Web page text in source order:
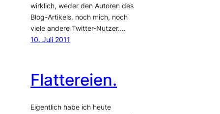
wirklich, weder den Autoren des
Blog-Artikels, noch mich, noch
viele andere Twitter-Nutzer.…
10. Juli 2011
Flattereien.
Eigentlich habe ich heute